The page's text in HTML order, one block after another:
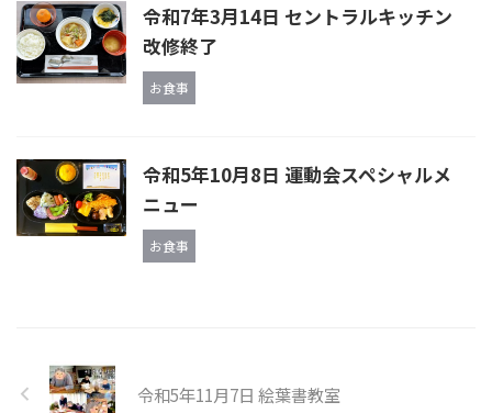
令和7年3月14日 セントラルキッチン
改修終了
お食事
令和5年10月8日 運動会スペシャルメ
ニュー
お食事
令和5年11月7日 絵葉書教室